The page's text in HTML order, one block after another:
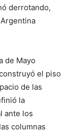
derrotando,
de Mayo
el piso
de las
la
ante los
columnas